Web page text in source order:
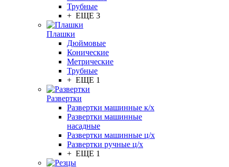
Трубные
+ ЕЩЕ 3
Плашки
Дюймовые
Конические
Метрические
Трубные
+ ЕЩЕ 1
Развертки
Развертки машинные к/х
Развертки машинные
насадные
Развертки машинные ц/х
Развертки ручные ц/х
+ ЕЩЕ 1